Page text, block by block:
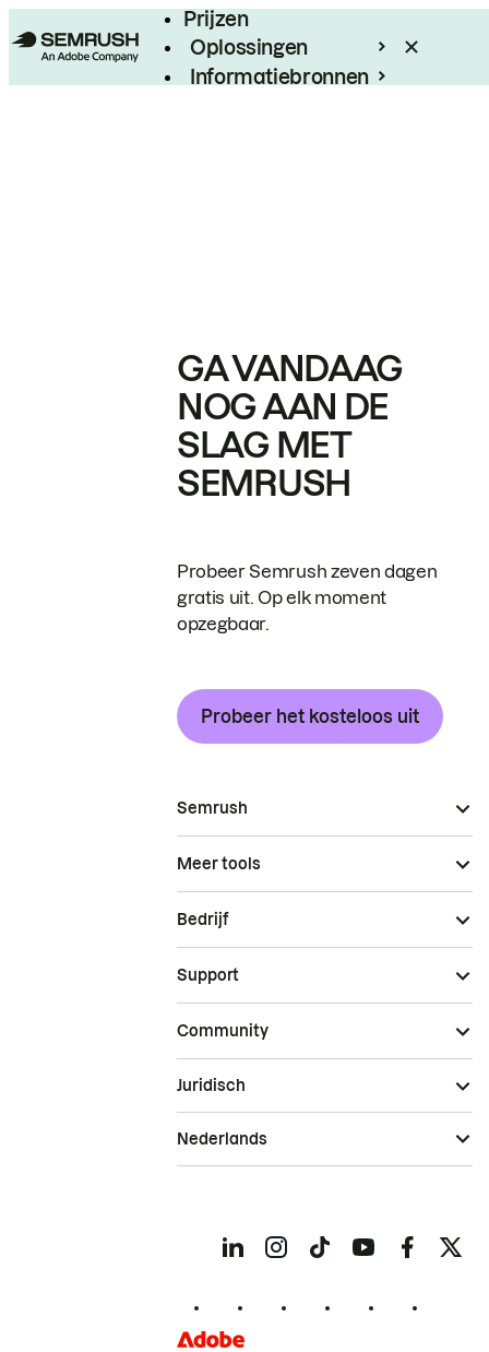
Prijzen
Oplossingen
Informatiebronnen
GA VANDAAG
NOG AAN DE
SLAG MET
SEMRUSH
Probeer Semrush zeven dagen
gratis uit. Op elk moment
opzegbaar.
Probeer het kosteloos uit
Semrush
Meer tools
Bedrijf
Support
Community
Juridisch
Nederlands